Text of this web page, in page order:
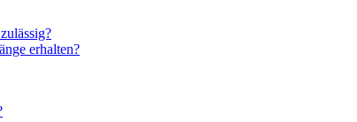
erhalten?